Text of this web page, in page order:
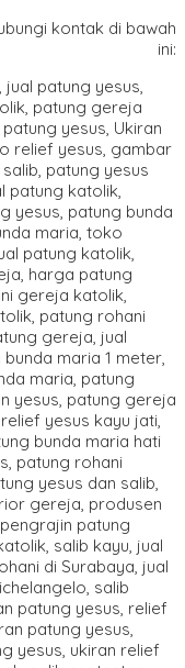
kontak di bawah
ini: